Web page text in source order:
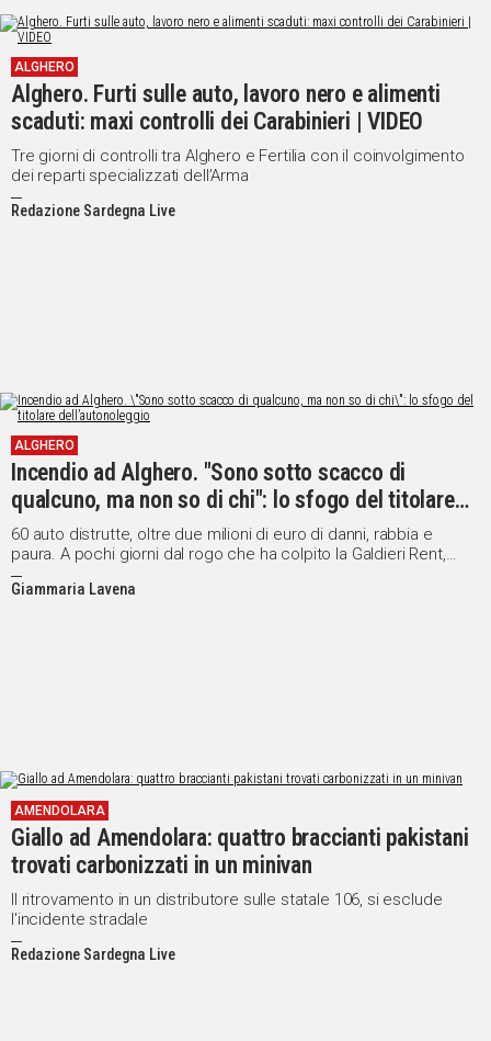
ALGHERO
Alghero. Furti sulle auto, lavoro nero e alimenti
scaduti: maxi controlli dei Carabinieri | VIDEO
Tre giorni di controlli tra Alghero e Fertilia con il coinvolgimento
dei reparti specializzati dell’Arma
Redazione Sardegna Live
ALGHERO
Incendio ad Alghero. "Sono sotto scacco di
qualcuno, ma non so di chi": lo sfogo del titolare
dell’autonoleggio
60 auto distrutte, oltre due milioni di euro di danni, rabbia e
paura. A pochi giorni dal rogo che ha colpito la Galdieri Rent,
Stefano Ledda racconta a Sardegna Live: "Non mi sento più al
sicuro e non mi sento protetto"
Giammaria Lavena
AMENDOLARA
Giallo ad Amendolara: quattro braccianti pakistani
trovati carbonizzati in un minivan
Il ritrovamento in un distributore sulle statale 106, si esclude
l'incidente stradale
Redazione Sardegna Live